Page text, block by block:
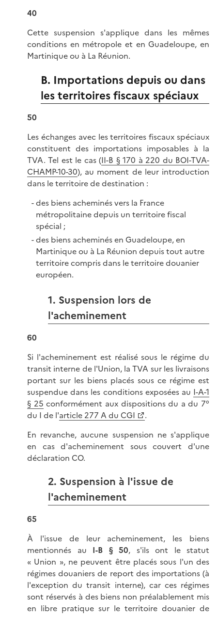
40
Cette suspension s'applique dans les mêmes
conditions en métropole et en Guadeloupe, en
Martinique ou à La Réunion.
B. Importations depuis ou dans
les territoires fiscaux spéciaux
50
Les échanges avec les territoires fiscaux spéciaux
constituent des importations imposables à la
TVA. Tel est le cas (II-B § 170 à 220 du BOI-TVA-
CHAMP-10-30), au moment de leur introduction
dans le territoire de destination :
des biens acheminés vers la France
métropolitaine depuis un territoire fiscal
spécial ;
des biens acheminés en Guadeloupe, en
Martinique ou à La Réunion depuis tout autre
territoire compris dans le territoire douanier
européen.
1. Suspension lors de
l'acheminement
60
Si l'acheminement est réalisé sous le régime du
transit interne de l'Union, la TVA sur les livraisons
portant sur les biens placés sous ce régime est
suspendue dans les conditions exposées au I-A-1
§ 25 conformément aux dispositions du a du 7°
du I de l'article 277 A du CGI
.
En revanche, aucune suspension ne s'applique
en cas d'acheminement sous couvert d'une
déclaration CO.
2. Suspension à l'issue de
l'acheminement
65
À l'issue de leur acheminement, les biens
mentionnés au I-B § 50, s'ils ont le statut
« Union », ne peuvent être placés sous l'un des
régimes douaniers de report des importations (à
l'exception du transit interne), car ces régimes
sont réservés à des biens non préalablement mis
en libre pratique sur le territoire douanier de